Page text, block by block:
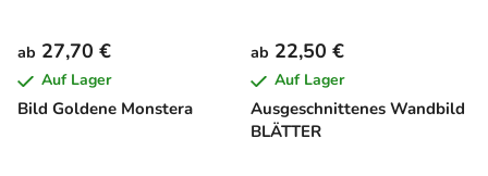
Bild Goldene Monstera
ab 27,70 €
Auf Lager
Ausgeschnittenes Wandbild
BLÄTTER
ab 22,50 €
Auf Lager